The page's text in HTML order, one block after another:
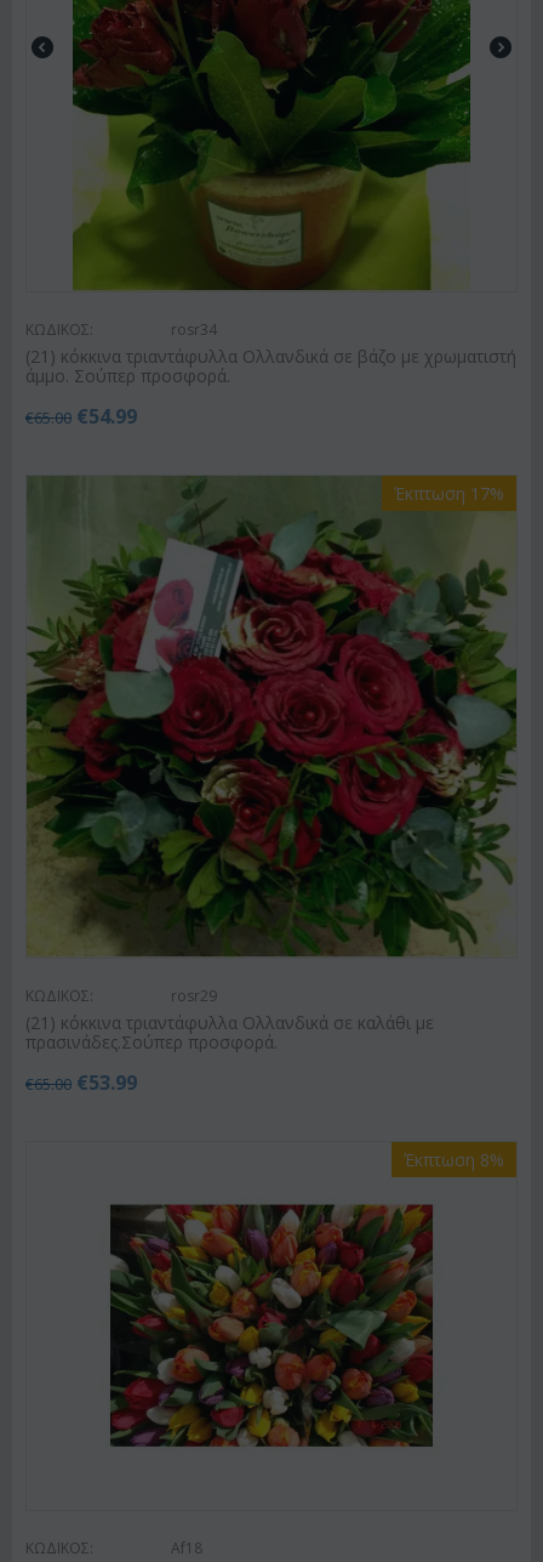
ΚΩΔΙΚΟΣ: rosr34
(21) κόκκινα τριαντάφυλλα Ολλανδικά σε βάζο με χρωματιστή
άμμο. Σούπερ προσφορά.
€65.00 €54.99
Έκπτωση 17%
ΚΩΔΙΚΟΣ: rosr29
(21) κόκκινα τριαντάφυλλα Ολλανδικά σε καλάθι με
πρασινάδες.Σούπερ προσφορά.
€65.00 €53.99
Έκπτωση 8%
ΚΩΔΙΚΟΣ: Af18